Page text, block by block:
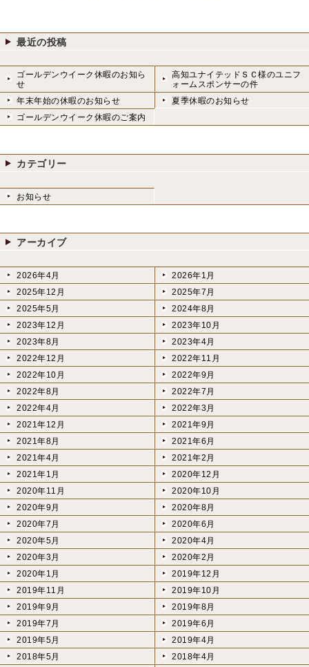
ン
稿:
最近の投稿
ゴールデンウイーク休暇のお知ら
せ
高知ユナイテッドＳＣ様のユニフ
ォームスポンサーの件
年末年始の休暇のお知らせ
夏季休暇のお知らせ
ゴールデンウイーク休暇のご案内
カテゴリー
お知らせ
アーカイブ
2026年4月
2026年1月
2025年12月
2025年7月
2025年5月
2024年8月
2023年12月
2023年10月
2023年8月
2023年4月
2022年12月
2022年11月
2022年10月
2022年9月
2022年8月
2022年7月
2022年4月
2022年3月
2021年12月
2021年9月
2021年8月
2021年6月
2021年4月
2021年2月
2021年1月
2020年12月
2020年11月
2020年10月
2020年9月
2020年8月
2020年7月
2020年6月
2020年5月
2020年4月
2020年3月
2020年2月
2020年1月
2019年12月
2019年11月
2019年10月
2019年9月
2019年8月
2019年7月
2019年6月
2019年5月
2019年4月
2018年5月
2018年4月